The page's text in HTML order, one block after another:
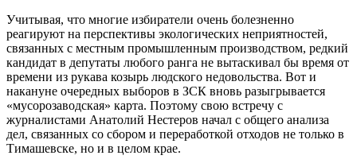
Учитывая, что многие избиратели очень болезненно
реагируют на перспективы экологических неприятностей,
связанных с местным промышленным производством, редкий
кандидат в депутаты любого ранга не вытаскивал бы время от
времени из рукава козырь людского недовольства. Вот и
накануне очередных выборов в ЗСК вновь разыгрывается
«мусорозаводская» карта. Поэтому свою встречу с
журналистами Анатолий Нестеров начал с общего анализа
дел, связанных со сбором и переработкой отходов не только в
Тимашевске, но и в целом крае.